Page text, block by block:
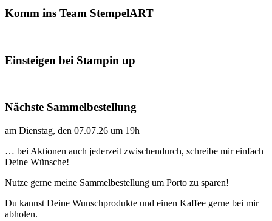
Komm ins Team StempelART
Einsteigen bei Stampin up
Nächste Sammelbestellung
am Dienstag, den 07.07.26 um 19h
… bei Aktionen auch jederzeit zwischendurch, schreibe mir einfach
Deine Wünsche!
Nutze gerne meine Sammelbestellung um Porto zu sparen!
Du kannst Deine Wunschprodukte und einen Kaffee gerne bei mir
abholen.